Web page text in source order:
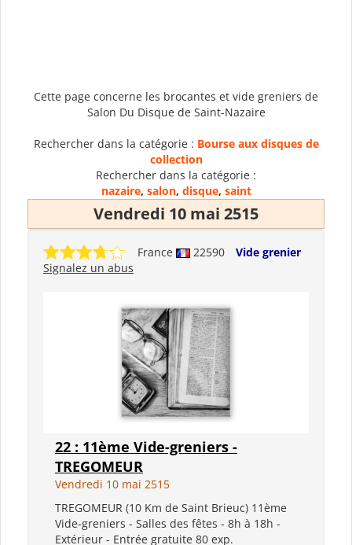
Cette page concerne les brocantes et vide greniers de
Salon Du Disque de Saint-Nazaire
Rechercher dans la catégorie : Bourse aux disques de
collection
Rechercher dans la catégorie :
nazaire, salon, disque, saint
Vendredi 10 mai 2515
France 22590
Vide grenier
Signalez un abus
22 : 11ème Vide-greniers -
TREGOMEUR
Vendredi 10 mai 2515
TREGOMEUR (10 Km de Saint Brieuc) 11ème
Vide-greniers - Salles des fêtes - 8h à 18h -
Extérieur - Entrée gratuite 80 exp.